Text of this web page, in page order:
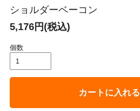
ショルダーベーコン
5,176円(税込)
個数
カートに入れる